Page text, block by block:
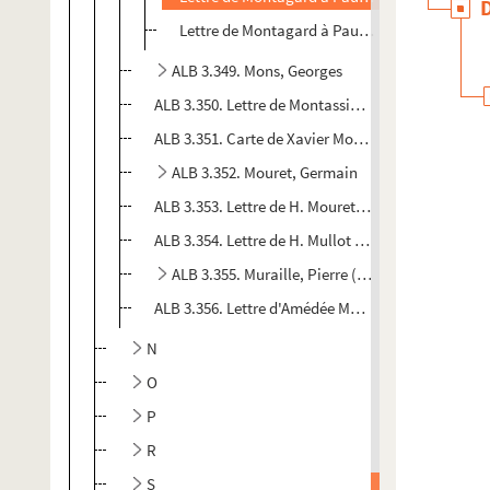
Lettre de Montagard à Paul Albarel
ALB 3.349. Mons, Georges
ALB 3.350. Lettre de Montassier à Paul Albarel
ALB 3.351. Carte de Xavier Morlan à Paul Albarel
ALB 3.352. Mouret, Germain
ALB 3.353. Lettre de H. Mouret à Paul Albarel
ALB 3.354. Lettre de H. Mullot à Paul Albarel
ALB 3.355. Muraille, Pierre (fils)
ALB 3.356. Lettre d'Amédée Muzac à Paul Albarel
N
O
P
R
S